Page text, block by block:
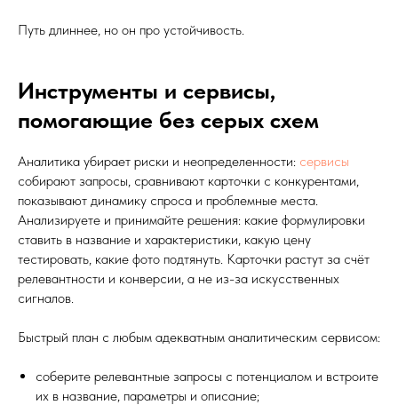
Путь длиннее, но он про устойчивость.
Инструменты и сервисы,
помогающие без серых схем
Аналитика убирает риски и неопределенности: сервисы
собирают запросы, сравнивают карточки с конкурентами,
показывают динамику спроса и проблемные места.
Анализируете и принимайте решения: какие формулировки
ставить в название и характеристики, какую цену
тестировать, какие фото подтянуть. Карточки растут за счёт
релевантности и конверсии, а не из-за искусственных
сигналов.
Быстрый план с любым адекватным аналитическим сервисом:
соберите релевантные запросы с потенциалом и встроите
их в название, параметры и описание;